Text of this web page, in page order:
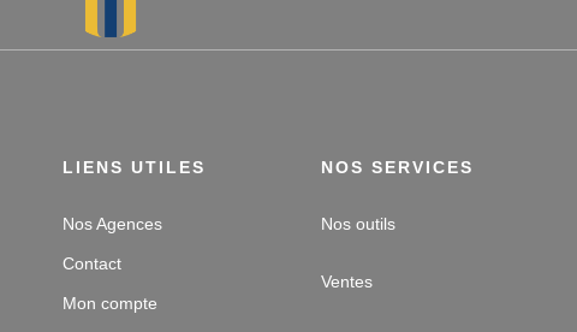
LIENS UTILES
Nos Agences
Contact
Mon compte
NOS SERVICES
Nos outils
Ventes